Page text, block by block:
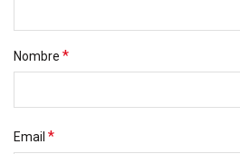
Nombre *
Email *